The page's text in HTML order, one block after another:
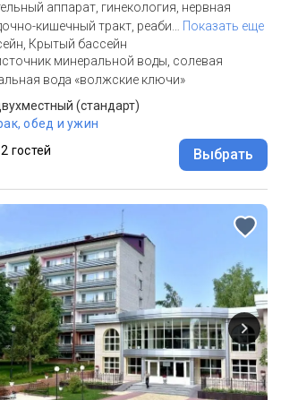
аппарат, гинекология, нервная
кишечный тракт, реаби
Показать еще
Крытый бассейн
минеральной воды, солевая
вода «волжские ключи»
(стандарт)
обед и ужин
гостей Выбрать